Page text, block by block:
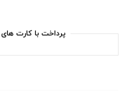
پرداخت با کارت